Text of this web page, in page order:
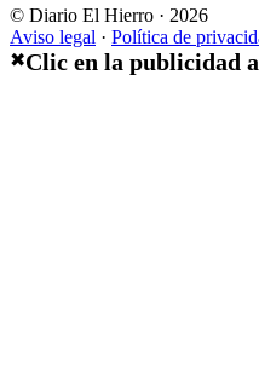
© Diario El Hierro · 2026
Aviso legal · Política de
✖Clic en la publicidad